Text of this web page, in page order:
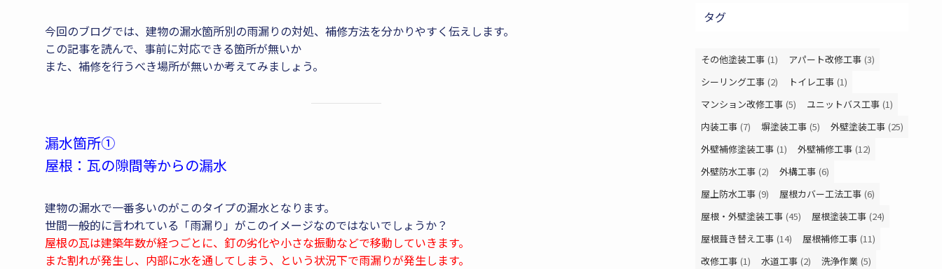
今回のブログでは、建物の漏水箇所別の雨漏りの対処、補修方法を分かりやすく伝えします。
この記事を読んで、事前に対応できる箇所が無いか
また、補修を行うべき場所が無いか考えてみましょう。
漏水箇所①
屋根：瓦の隙間等からの漏水
建物の漏水で一番多いのがこのタイプの漏水となります。
世間一般的に言われている「雨漏り」がこのイメージなのではないでしょうか？
屋根の瓦は建築年数が経つごとに、釘の劣化や小さな振動などで移動していきます。
また割れが発生し、内部に水を通してしまう、という状況下で雨漏りが発生します。
タグ
その他塗装工事 (1) アパート改修工事 (3)
シーリング工事 (2) トイレ工事 (1)
マンション改修工事 (5) ユニットバス工事 (1)
内装工事 (7) 塀塗装工事 (5) 外壁塗装工事 (25)
外壁補修塗装工事 (1) 外壁補修工事 (12)
外壁防水工事 (2) 外構工事 (6)
屋上防水工事 (9) 屋根カバー工法工事 (6)
屋根・外壁塗装工事 (45) 屋根塗装工事 (24)
屋根葺き替え工事 (14) 屋根補修工事 (11)
改修工事 (1) 水道工事 (2) 洗浄作業 (5)